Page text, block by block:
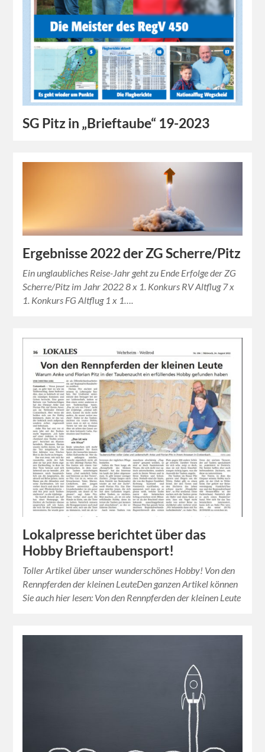
SG Pitz in „Brieftaube“ 19-2023
Ergebnisse 2022 der ZG Scherre/Pitz
Ein unglaubliches Reise-Jahr geht zu Ende Erfolge der ZG
Scherre/Pitz im Jahr 2022 8 x 1. Konkurs RV Altflug 7 x
1. Konkurs FG Altflug 1 x 1….
Lokalpresse berichtet über das
Hobby Brieftaubensport!
Toller Artikel über unser wunderschönes Hobby! Von den
Rennpferden der kleinen LeuteDen ganzen Artikel können
Sie auch hier lesen: Von den Rennpferden der kleinen Leute